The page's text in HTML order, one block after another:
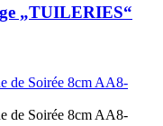
„TUILERIES“